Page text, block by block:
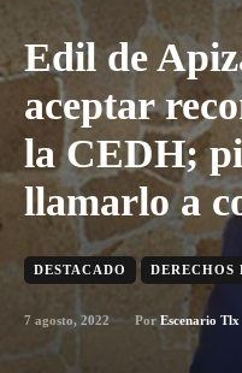
Edil de
aceptar
la CEDH;
llamarlo a
DESTACADO DERECHOS
7 agosto, 2022 Por Escenario Tlx